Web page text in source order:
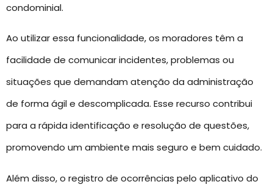
condominial.
Ao utilizar essa funcionalidade, os moradores têm a
facilidade de comunicar incidentes, problemas ou
situações que demandam atenção da administração
de forma ágil e descomplicada. Esse recurso contribui
para a rápida identificação e resolução de questões,
promovendo um ambiente mais seguro e bem cuidado.
Além disso, o registro de ocorrências pelo aplicativo do